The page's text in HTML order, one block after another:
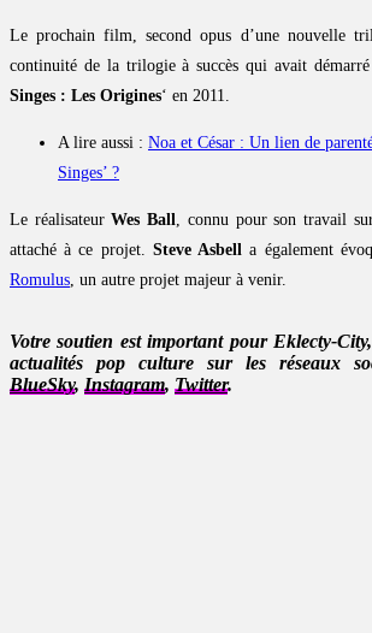
Le prochain film, second opus d’une nouvelle
continuité de la trilogie à succès qui avait démarré
Singes : Les Origines‘ en 2011.
A lire aussi : Noa et César : Un lien de
Singes’ ?
Le réalisateurWes Ball, connu pour son travail
attaché à ce projet. Steve Asbell a également
Romulus, un autre projet majeur à venir.
Votre soutien est important pour Eklecty-
actualités pop culture sur les réseaux
BlueSky, Instagram, Twitter.